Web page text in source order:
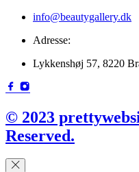
info@beautygallery.dk
Adresse:
Lykkenshøj 57, 8220
© 2023
Reserved.